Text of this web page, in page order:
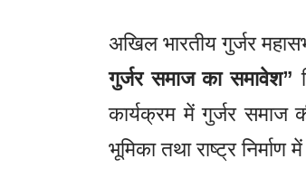
अखिल भारतीय गुर्जर
गुर्जर समाज का समावेश”
कार्यक्रम में गुर्जर समाज
भूमिका तथा राष्ट्र